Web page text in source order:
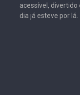
acessível,
dia já esteve por lá.